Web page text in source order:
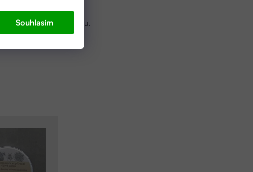
Souhlasím
vypláchněte vodou.